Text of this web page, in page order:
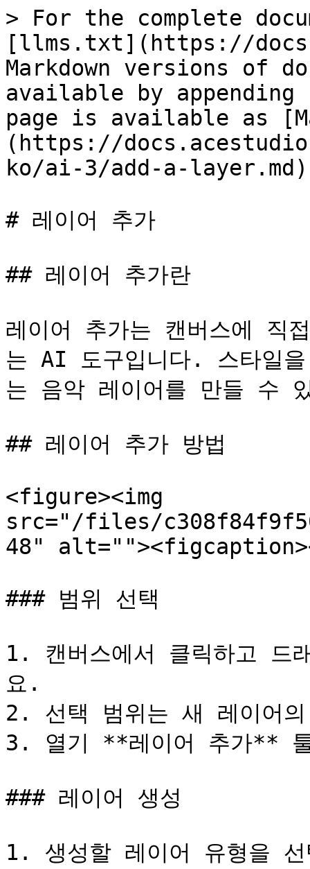
> For the complete
[llms.txt](https://
Markdown versions of
available by
page is available as
(https://
ko/ai-3/add-a-
# 레이어 추가
## 레이어 추가란
레이어 추가는 캔버스에 직
는 AI 도구입니다. 스타일
는 음악 레이어를 만들 수
## 레이어 추가 방법
<figure><img
src="/files/
48"
### 범위 선택
1. 캔버스에서 클릭하고 드
요.
2. 선택 범위는 새 레이어
3. 열기 **레이어 추가**
### 레이어 생성
1. 생성할 레이어 유형을 선